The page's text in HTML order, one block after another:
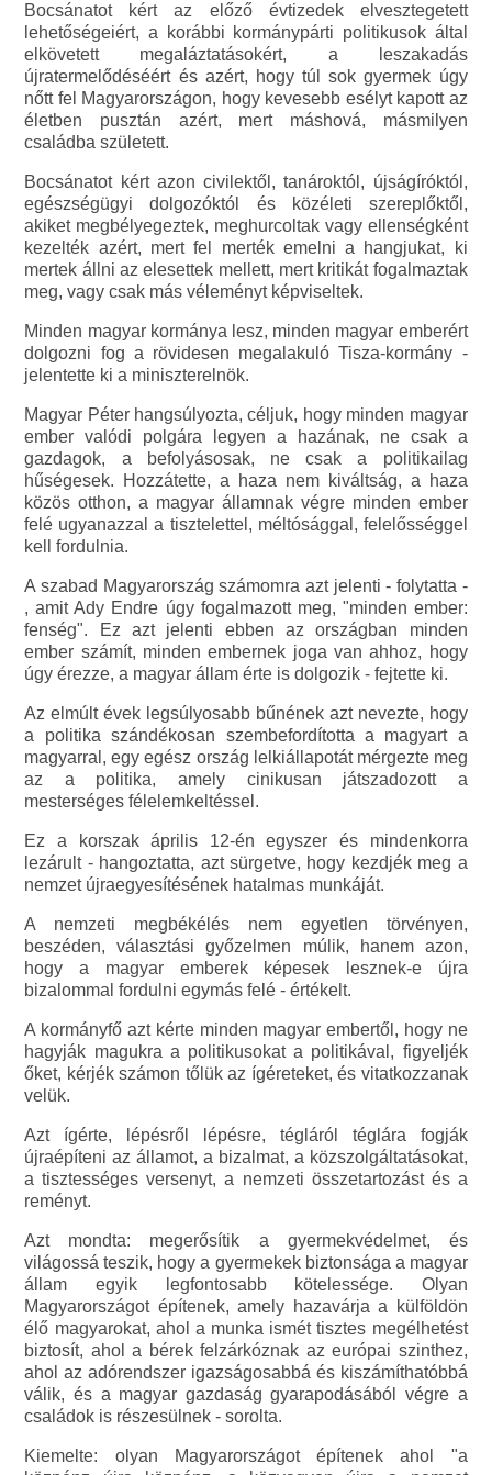
Bocsánatot kért az előző évtizedek elvesztegetett
lehetőségeiért, a korábbi kormánypárti politikusok által
elkövetett megaláztatásokért, a leszakadás
újratermelődéséért és azért, hogy túl sok gyermek úgy
nőtt fel Magyarországon, hogy kevesebb esélyt kapott az
életben pusztán azért, mert máshová, másmilyen
családba született.
Bocsánatot kért azon civilektől, tanároktól, újságíróktól,
egészségügyi dolgozóktól és közéleti szereplőktől,
akiket megbélyegeztek, meghurcoltak vagy ellenségként
kezelték azért, mert fel merték emelni a hangjukat, ki
mertek állni az elesettek mellett, mert kritikát fogalmaztak
meg, vagy csak más véleményt képviseltek.
Minden magyar kormánya lesz, minden magyar emberért
dolgozni fog a rövidesen megalakuló Tisza-kormány -
jelentette ki a miniszterelnök.
Magyar Péter hangsúlyozta, céljuk, hogy minden magyar
ember valódi polgára legyen a hazának, ne csak a
gazdagok, a befolyásosak, ne csak a politikailag
hűségesek. Hozzátette, a haza nem kiváltság, a haza
közös otthon, a magyar államnak végre minden ember
felé ugyanazzal a tisztelettel, méltósággal, felelősséggel
kell fordulnia.
A szabad Magyarország számomra azt jelenti - folytatta -
, amit Ady Endre úgy fogalmazott meg, "minden ember:
fenség". Ez azt jelenti ebben az országban minden
ember számít, minden embernek joga van ahhoz, hogy
úgy érezze, a magyar állam érte is dolgozik - fejtette ki.
Az elmúlt évek legsúlyosabb bűnének azt nevezte, hogy
a politika szándékosan szembefordította a magyart a
magyarral, egy egész ország lelkiállapotát mérgezte meg
az a politika, amely cinikusan játszadozott a
mesterséges félelemkeltéssel.
Ez a korszak április 12-én egyszer és mindenkorra
lezárult - hangoztatta, azt sürgetve, hogy kezdjék meg a
nemzet újraegyesítésének hatalmas munkáját.
A nemzeti megbékélés nem egyetlen törvényen,
beszéden, választási győzelmen múlik, hanem azon,
hogy a magyar emberek képesek lesznek-e újra
bizalommal fordulni egymás felé - értékelt.
A kormányfő azt kérte minden magyar embertől, hogy ne
hagyják magukra a politikusokat a politikával, figyeljék
őket, kérjék számon tőlük az ígéreteket, és vitatkozzanak
velük.
Azt ígérte, lépésről lépésre, tégláról téglára fogják
újraépíteni az államot, a bizalmat, a közszolgáltatásokat,
a tisztességes versenyt, a nemzeti összetartozást és a
reményt.
Azt mondta: megerősítik a gyermekvédelmet, és
világossá teszik, hogy a gyermekek biztonsága a magyar
állam egyik legfontosabb kötelessége. Olyan
Magyarországot építenek, amely hazavárja a külföldön
élő magyarokat, ahol a munka ismét tisztes megélhetést
biztosít, ahol a bérek felzárkóznak az európai szinthez,
ahol az adórendszer igazságosabbá és kiszámíthatóbbá
válik, és a magyar gazdaság gyarapodásából végre a
családok is részesülnek - sorolta.
Kiemelte: olyan Magyarországot építenek ahol "a